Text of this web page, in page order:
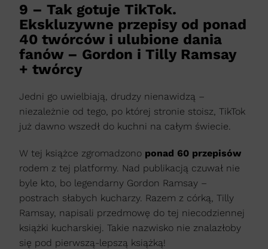
9 – Tak gotuje TikTok.
Ekskluzywne przepisy od ponad
40 twórców i ulubione dania
fanów – Gordon i Tilly Ramsay
+ twórcy
Jedni go uwielbiają, drudzy nienawidzą –
niezależnie od tego, po której stronie stoisz, TikTok
już dawno wszedł do kuchni na całym świecie.
W tej książce zgromadzono ponad 60 przepisów
rodem z tej platformy. Nad publikacją czuwał nie
byle kto, bo legendarny Gordon Ramsay –
postrach słabych kucharzy. Razem z córką, Tilly
Ramsay, napisali przedmowę do tej niecodziennej
książki kucharskiej. Takie nazwisko nie znalazłoby
się pod pierwszą-lepszą książką!